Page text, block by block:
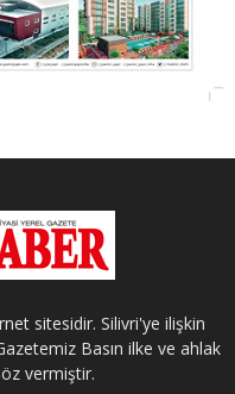
sitesidir. Silivri'ye ilişkin
Basın ilke ve ahlak
vermiştir.